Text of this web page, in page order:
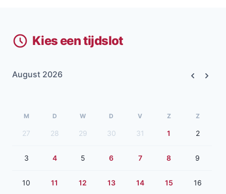
Kies een tijdslot
August 2026
M D W D V Z Z
27 28 29 30 31 1 2
3 4 5 6 7 8 9
10 11 12 13 14 15 16